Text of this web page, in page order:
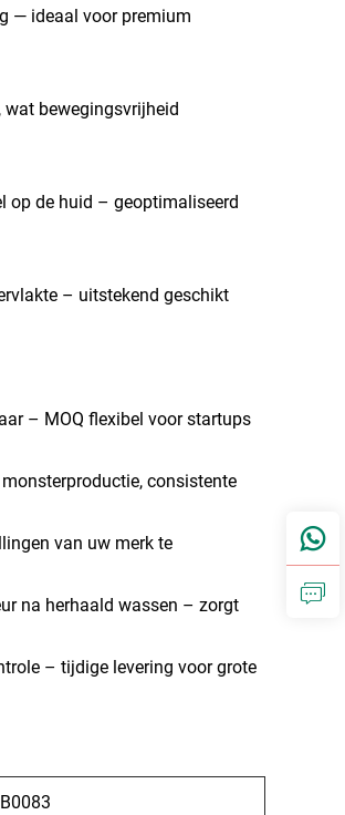
— ideaal voor premium
wat bewegingsvrijheid
op de huid – geoptimaliseerd
– uitstekend geschikt
– MOQ flexibel voor startups
consistente
van uw merk te
na herhaald wassen – zorgt
– tijdige levering voor grote
B0083